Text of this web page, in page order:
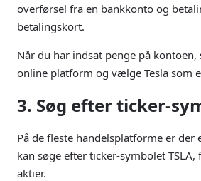
overførsel fra en bankkonto og
betalingskort.
Når du har indsat penge på
online platform og vælge Tesla som
3. Søg efter ticker-
På de fleste handelsplatforme er der
kan søge efter ticker-symbolet TSLA,
aktier.